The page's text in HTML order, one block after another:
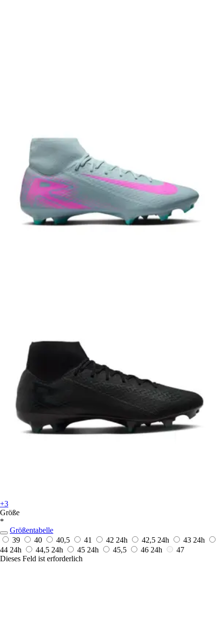
+3
Größe
*
Größentabelle
39
40 40,5 41 42 24h 42,5 24h 43 24h
44 24h 44,5 24h 45 24h 45,5 46 24h
47
Dieses Feld ist erforderlich